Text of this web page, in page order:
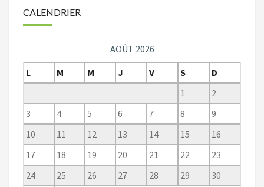
CALENDRIER
AOÛT 2026
L
M M J V S
D
1
2
3
4 5 6 7 8
9
10
11 12 13 14 15
16
17
18 19 20 21 22
23
24
25 26 27 28 29
30